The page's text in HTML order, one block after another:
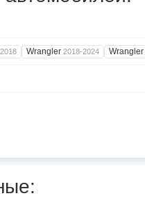
Wrangler 2018-2024 Wrangler